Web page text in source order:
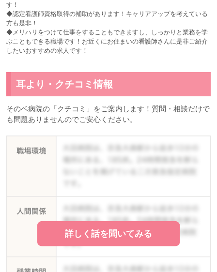
す！
◆認定看護師資格取得の補助があります！キャリアアップを考えている
方も是非！
◆メリハリをつけて仕事をすることもできますし、しっかりと業務を学
ぶこともできる職場です！お近くにお住まいの看護師さんに是非ご紹介
したいおすすめの求人です！
耳より・クチコミ情報
そのベ病院の「クチコミ」をご案内します！質問・相談だけで
も問題ありませんのでご安心ください。
詳しく話を聞いてみる